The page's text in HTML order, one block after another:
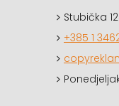
Stubička
+385 1